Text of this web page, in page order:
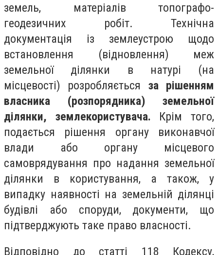
земель, матеріалів топографо-
геодезичних робіт. Технічна
документація із землеустрою щодо
встановлення (відновлення) меж
земельної ділянки в натурі (на
місцевості) розробляється за рішенням
власника (розпорядника) земельної
ділянки, землекористувача. Крім того,
подається рішення органу виконавчої
влади або органу місцевого
самоврядування про надання земельної
ділянки в користування, а також, у
випадку наявності на земельній ділянці
будівлі або споруди, документи, що
підтверджують таке право власності.
Відповідно до статті 118 Кодексу,